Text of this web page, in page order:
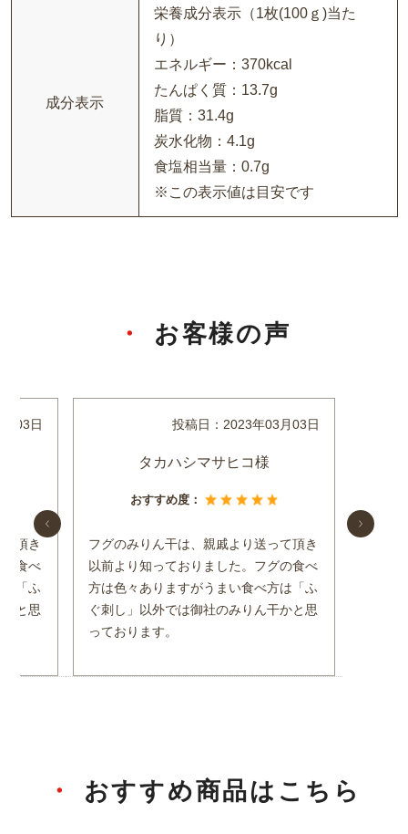
成分表示
栄養成分表示（1枚(100ｇ)当た
り）
エネルギー：370kcal
たんぱく質：13.7g
脂質：31.4g
炭水化物：4.1g
食塩相当量：0.7g
※この表示値は目安です
お客様の声
03日
頂き
食べ
「ふ
と思
タカハシマサヒコ様
投稿日： 2023年03月03日
おすすめ度：
フグのみりん干は、親戚より送って頂き
以前より知っておりました。フグの食べ
方は色々ありますがうまい食べ方は「ふ
ぐ刺し」以外では御社のみりん干かと思
っております。
おすすめ商品はこちら